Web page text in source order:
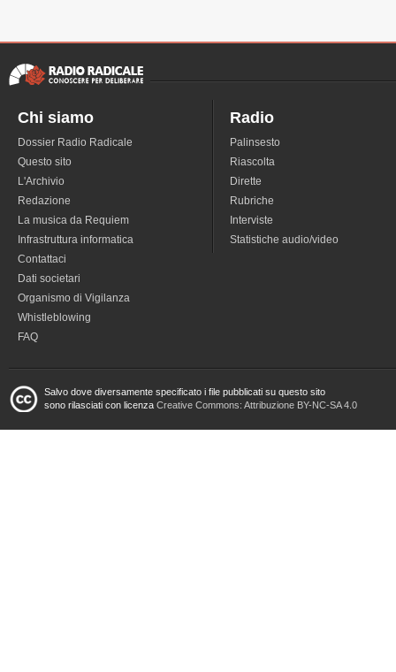
Chi siamo
Dossier Radio Radicale
Questo sito
L'Archivio
Redazione
La musica da Requiem
Infrastruttura informatica
Contattaci
Dati societari
Organismo di Vigilanza
Whistleblowing
FAQ
Radio
Palinsesto
Riascolta
Dirette
Rubriche
Interviste
Statistiche audio/video
Salvo dove diversamente specificato i file pubblicati su questo sito
sono rilasciati con licenza Creative Commons: Attribuzione BY-NC-SA 4.0